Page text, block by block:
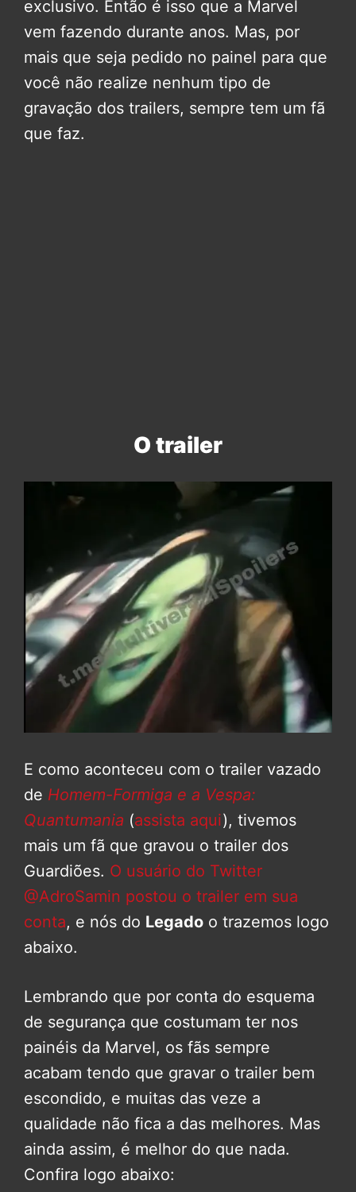
exclusivo. Então é isso que a Marvel
vem fazendo durante anos. Mas, por
mais que seja pedido no painel para que
você não realize nenhum tipo de
gravação dos trailers, sempre tem um fã
que faz.
O trailer
E como aconteceu com o trailer vazado
de Homem-Formiga e a Vespa:
Quantumania (assista aqui), tivemos
mais um fã que gravou o trailer dos
Guardiões. O usuário do Twitter
@AdroSamin postou o trailer em sua
conta, e nós do Legado o trazemos logo
abaixo.
Lembrando que por conta do esquema
de segurança que costumam ter nos
painéis da Marvel, os fãs sempre
acabam tendo que gravar o trailer bem
escondido, e muitas das veze a
qualidade não fica a das melhores. Mas
ainda assim, é melhor do que nada.
Confira logo abaixo: